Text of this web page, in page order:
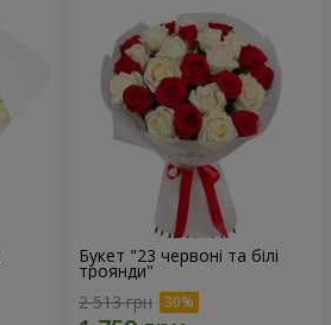
Букет "23 червоні та білі
троянди"
2 513 грн